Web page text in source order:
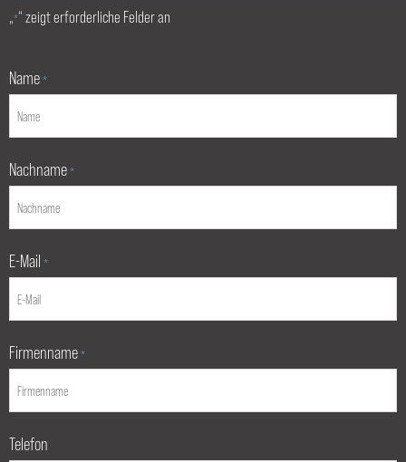
„*“ zeigt erforderliche Felder an
Name *
Nachname *
E-Mail *
Firmenname *
Telefon